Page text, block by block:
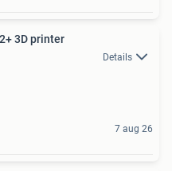
3D printer
Details
7 aug 26